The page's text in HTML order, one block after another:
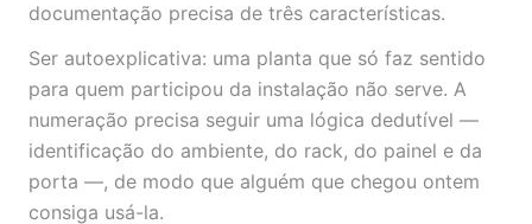
documentação precisa de três características.
Ser autoexplicativa: uma planta que só faz sentido
para quem participou da instalação não serve. A
numeração precisa seguir uma lógica dedutível —
identificação do ambiente, do rack, do painel e da
porta —, de modo que alguém que chegou ontem
consiga usá-la.